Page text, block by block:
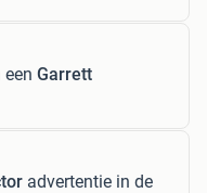
Garrett
advertentie in de